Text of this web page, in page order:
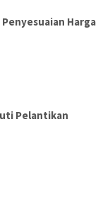
Harga
Pelantikan
Merauke